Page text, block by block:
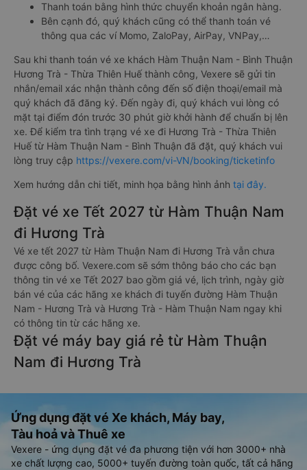
Thanh toán bằng hình thức chuyển khoản ngân hàng.
Bên cạnh đó, quý khách cũng có thể thanh toán vé
thông qua các ví Momo, ZaloPay, AirPay, VNPay,…
Sau khi thanh toán vé xe khách Hàm Thuận Nam - Bình Thuận
Hương Trà - Thừa Thiên Huế thành công, Vexere sẽ gửi tin
nhắn/email xác nhận thành công đến số điện thoại/email mà
quý khách đã đăng ký. Đến ngày đi, quý khách vui lòng có
mặt tại điểm đón trước 30 phút giờ khởi hành để chuẩn bị lên
xe. Để kiểm tra tình trạng vé xe đi Hương Trà - Thừa Thiên
Huế từ Hàm Thuận Nam - Bình Thuận đã đặt, quý khách vui
lòng truy cập https://vexere.com/vi-VN/booking/ticketinfo
Xem hướng dẫn chi tiết, minh họa bằng hình ảnh tại đây.
Đặt vé xe Tết 2027 từ Hàm Thuận Nam
đi Hương Trà
Vé xe tết 2027 từ Hàm Thuận Nam đi Hương Trà vẫn chưa
được công bố. Vexere.com sẽ sớm thông báo cho các bạn
thông tin vé xe Tết 2027 bao gồm giá vé, lịch trình, ngày giờ
bán vé của các hãng xe khách đi tuyến đường Hàm Thuận
Nam - Hương Trà và Hương Trà - Hàm Thuận Nam ngay khi
có thông tin từ các hãng xe.
Đặt vé máy bay giá rẻ từ Hàm Thuận
Nam đi Hương Trà
Ứng dụng đặt vé Xe khách, Máy bay,
Tàu hoả và Thuê xe
Vexere - ứng dụng đặt vé đa phương tiện với hơn 3000+ nhà
xe chất lượng cao, 5000+ tuyến đường toàn quốc, tất cả hãng